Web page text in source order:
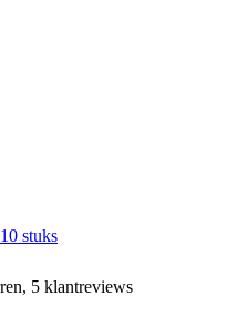
stuks
5 klantreviews